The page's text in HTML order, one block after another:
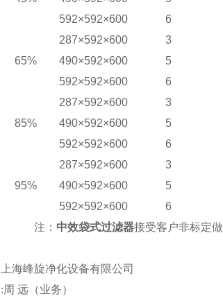
592×592×600
6
65%
287×592×600 3
490×592×600
5
592×592×600
6
85%
287×592×600 3
490×592×600
5
592×592×600
6
95%
287×592×600 3
490×592×600
5
592×592×600
6
注： 中效袋式过滤器接受客户非标定做
上海峰旋净化设备有限公司
:周 远 （业务）